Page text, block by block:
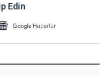
Edin